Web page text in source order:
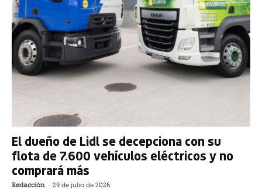
El dueño de Lidl se decepciona con su
flota de 7.600 vehículos eléctricos y no
comprará más
Redacción - 29 de julio de 2026